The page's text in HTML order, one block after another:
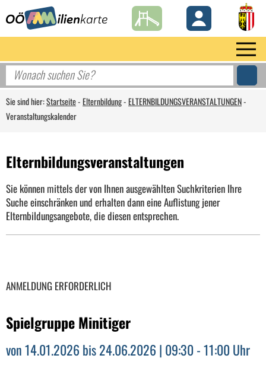
Sie sind hier:Startseite-Elternbildung-ELTERNBILDUNGSVERANSTALTUNGEN-
Veranstaltungskalender
Elternbildungsveranstaltungen
Sie können mittels der von Ihnen ausgewählten Suchkriterien Ihre
Suche einschränken und erhalten dann eine Auflistung jener
Elternbildungsangebote, die diesen entsprechen.
ANMELDUNG ERFORDERLICH
Spielgruppe Minitiger
von 14.01.2026 bis 24.06.2026 | 09:30 - 11:00 Uhr